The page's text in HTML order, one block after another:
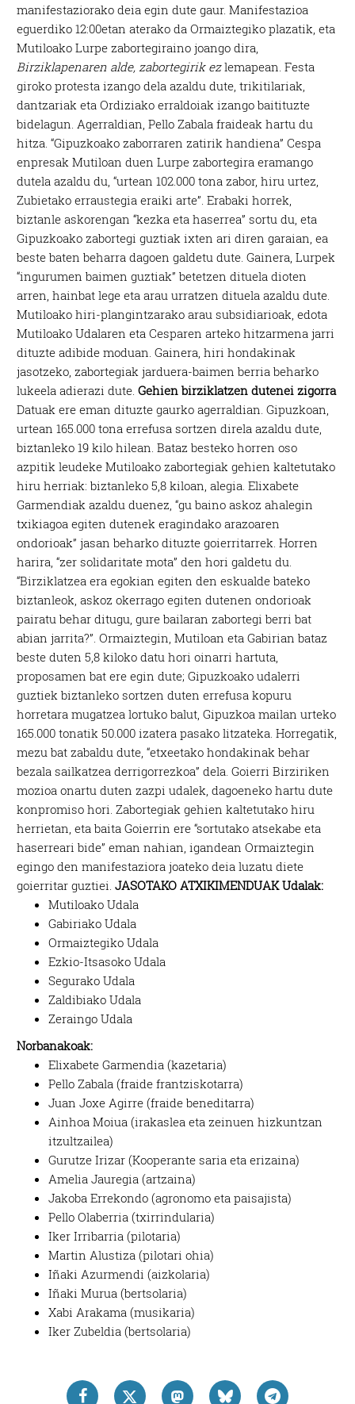
manifestaziorako deia egin dute gaur. Manifestazioa
eguerdiko 12:00etan aterako da Ormaiztegiko plazatik, eta
Mutiloako Lurpe zabortegiraino joango dira,
Birziklapenaren alde, zabortegirik ezlemapean. Festa
giroko protesta izango dela azaldu dute, trikitilariak,
dantzariak eta Ordiziako erraldoiak izango baitituzte
bidelagun. Agerraldian, Pello Zabala fraideak hartu du
hitza. “Gipuzkoako zaborraren zatirik handiena” Cespa
enpresak Mutiloan duen Lurpe zabortegira eramango
dutela azaldu du, “urtean 102.000 tona zabor, hiru urtez,
Zubietako erraustegia eraiki arte”. Erabaki horrek,
biztanle askorengan “kezka eta haserrea” sortu du, eta
Gipuzkoako zabortegi guztiak ixten ari diren garaian, ea
beste baten beharra dagoen galdetu dute. Gainera, Lurpek
“ingurumen baimen guztiak” betetzen dituela dioten
arren, hainbat lege eta arau urratzen dituela azaldu dute.
Mutiloako hiri-plangintzarako arau subsidiarioak, edota
Mutiloako Udalaren eta Cesparen arteko hitzarmena jarri
dituzte adibide moduan. Gainera, hiri hondakinak
jasotzeko, zabortegiak jarduera-baimen berria beharko
lukeela adierazi dute.Gehien birziklatzen dutenei zigorra
Datuak ere eman dituzte gaurko agerraldian. Gipuzkoan,
urtean 165.000 tona errefusa sortzen direla azaldu dute,
biztanleko 19 kilo hilean. Bataz besteko horren oso
azpitik leudeke Mutiloako zabortegiak gehien kaltetutako
hiru herriak: biztanleko 5,8 kiloan, alegia. Elixabete
Garmendiak azaldu duenez, “gu baino askoz ahalegin
txikiagoa egiten dutenek eragindako arazoaren
ondorioak” jasan beharko dituzte goierritarrek. Horren
harira, “zer solidaritate mota” den hori galdetu du.
“Birziklatzea era egokian egiten den eskualde bateko
biztanleok, askoz okerrago egiten dutenen ondorioak
pairatu behar ditugu, gure bailaran zabortegi berri bat
abian jarrita?”. Ormaiztegin, Mutiloan eta Gabirian bataz
beste duten 5,8 kiloko datu hori oinarri hartuta,
proposamen bat ere egin dute; Gipuzkoako udalerri
guztiek biztanleko sortzen duten errefusa kopuru
horretara mugatzea lortuko balut, Gipuzkoa mailan urteko
165.000 tonatik 50.000 izatera pasako litzateka. Horregatik,
mezu bat zabaldu dute, “etxeetako hondakinak behar
bezala sailkatzea derrigorrezkoa” dela. Goierri Birziriken
mozioa onartu duten zazpi udalek, dagoeneko hartu dute
konpromiso hori. Zabortegiak gehien kaltetutako hiru
herrietan, eta baita Goierrin ere “sortutako atsekabe eta
haserreari bide” eman nahian, igandean Ormaiztegin
egingo den manifestaziora joateko deia luzatu diete
goierritar guztiei.JASOTAKO ATXIKIMENDUAK Udalak:
Mutiloako Udala
Gabiriako Udala
Ormaiztegiko Udala
Ezkio-Itsasoko Udala
Segurako Udala
Zaldibiako Udala
Zeraingo Udala
Norbanakoak:
Elixabete Garmendia (kazetaria)
Pello Zabala (fraide frantziskotarra)
Juan Joxe Agirre (fraide beneditarra)
Ainhoa Moiua (irakaslea eta zeinuen hizkuntzan
itzultzailea)
Gurutze Irizar (Kooperante saria eta erizaina)
Amelia Jauregia (artzaina)
Jakoba Errekondo (agronomo eta paisajista)
Pello Olaberria (txirrindularia)
Iker Irribarria (pilotaria)
Martin Alustiza (pilotari ohia)
Iñaki Azurmendi (aizkolaria)
Iñaki Murua (bertsolaria)
Xabi Arakama (musikaria)
Iker Zubeldia (bertsolaria)